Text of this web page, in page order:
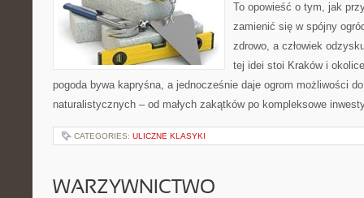
To opowieść o tym, jak
zamienić się w spójny
zdrowo, a człowiek
tej idei stoi Kraków i
pogoda bywa kapryśna, a jednocześnie daje ogrom możliwości
naturalistycznych – od małych zakątków po kompleksowe
CATEGORIES: ULICZNE KLASYKI
WARZYWNICTWO